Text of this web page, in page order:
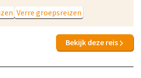
Verre groepsreizen
Bekijk deze reis